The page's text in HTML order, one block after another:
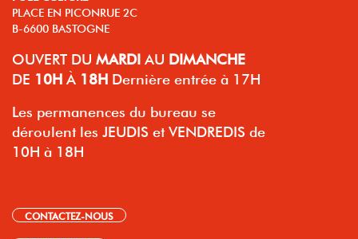
PLACE EN PICONRUE 2C
B-6600 BASTOGNE
OUVERT DU MARDI AU DIMANCHE
DE 10H À 18H Dernière entrée à 17H
Les permanences du bureau se
déroulent les JEUDIS et VENDREDIS de
10H à 18H
CONTACTEZ-NOUS